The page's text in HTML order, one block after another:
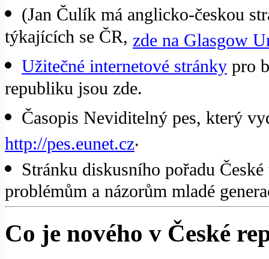
(Jan Čulík má anglicko-českou
týkajících se ČR, zde na Glasgow
Užitečné internetové stránky pro
republiku jsou zde.
Časopis Neviditelný pes, který
http://pes.eunet.cz.
Stránku diskusního pořadu
problémům a názorům mladé
Co je nového v České